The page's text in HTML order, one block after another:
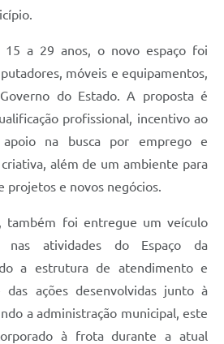
15 a 29 anos, o novo espaço foi
móveis e equipamentos,
do Estado. A proposta é
profissional, incentivo ao
apoio na busca por emprego e
além de um ambiente para
e novos negócios.
também foi entregue um veículo
atividades do Espaço da
a estrutura de atendimento e
das ações desenvolvidas junto à
a administração municipal, este
à frota durante a atual